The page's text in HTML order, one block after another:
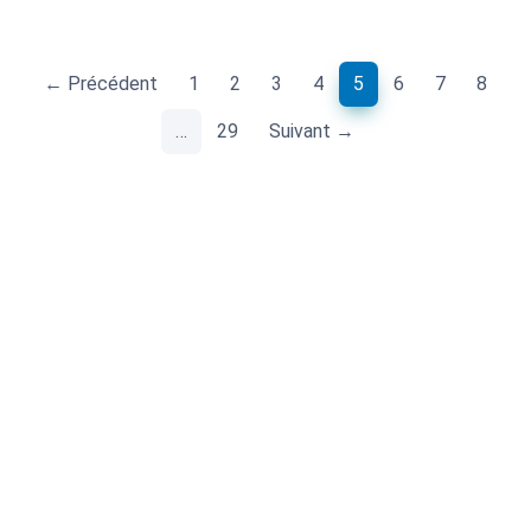
← Précédent 1 2 3 4 5 (current)
6 7 8
… 29 Suivant →